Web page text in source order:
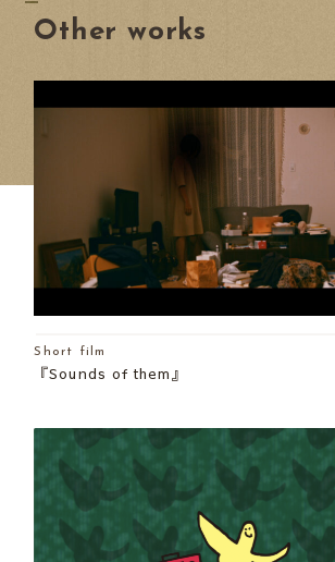
Other works
Short film
『Sounds of them』